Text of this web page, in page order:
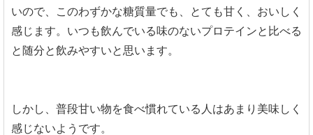
いので、このわずかな糖質量でも、とても甘く、おいしく
感じます。いつも飲んでいる味のないプロテインと比べる
と随分と飲みやすいと思います。
しかし、普段甘い物を食べ慣れている人はあまり美味しく
感じないようです。